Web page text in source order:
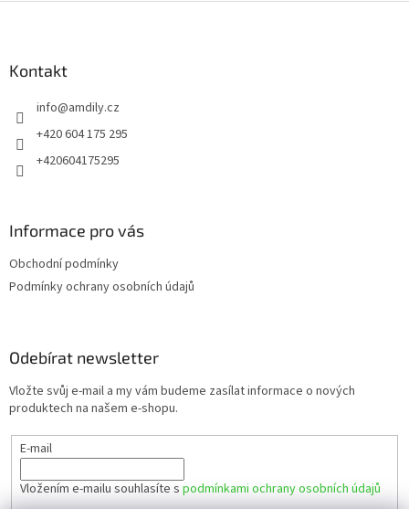
Kontakt
info@amdily.cz
+420 604 175 295
+420604175295
Informace pro vás
Obchodní podmínky
Podmínky ochrany osobních údajů
Odebírat newsletter
Vložte svůj e-mail a my vám budeme zasílat informace o nových
produktech na našem e-shopu.
E-mail
Vložením e-mailu souhlasíte s podmínkami ochrany osobních údajů